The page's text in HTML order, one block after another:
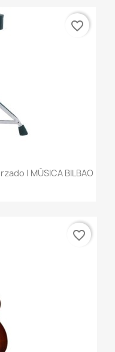
| MÚSICA BILBAO
favorite_border
favorite_border